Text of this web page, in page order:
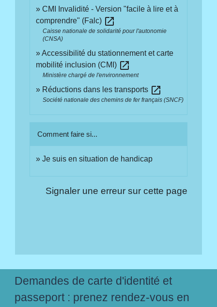
CMI Invalidité - Version "facile à lire et à
comprendre" (Falc) open_in_new
Caisse nationale de solidarité pour l'autonomie
(CNSA)
Accessibilité du stationnement et carte
mobilité inclusion (CMI) open_in_new
Ministère chargé de l'environnement
Réductions dans les transports open_in_new
Société nationale des chemins de fer français (SNCF)
Comment faire si...
Je suis en situation de handicap
Signaler une erreur sur cette page
Demandes de carte d'identité et
passeport : prenez rendez-vous en